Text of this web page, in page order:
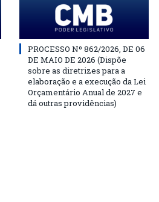
PROCESSO Nº 862/2026, DE 06
DE MAIO DE 2026 (Dispõe
sobre as diretrizes para a
elaboração e a execução da Lei
Orçamentário Anual de 2027 e
dá outras providências)